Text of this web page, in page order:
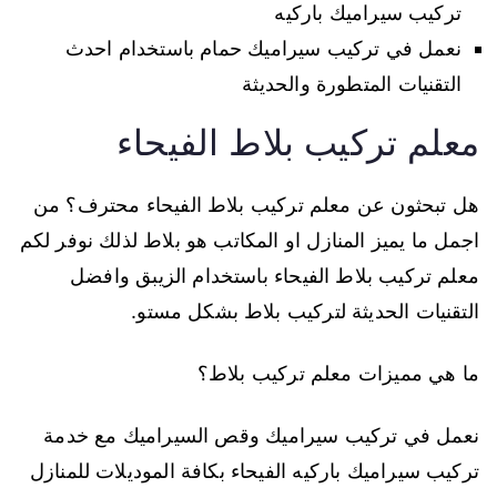
تركيب سيراميك باركيه
نعمل في تركيب سيراميك حمام باستخدام احدث
التقنيات المتطورة والحديثة
معلم تركيب بلاط الفيحاء
هل تبحثون عن معلم تركيب بلاط الفيحاء محترف؟ من
اجمل ما يميز المنازل او المكاتب هو بلاط لذلك نوفر لكم
معلم تركيب بلاط الفيحاء باستخدام الزيبق وافضل
التقنيات الحديثة لتركيب بلاط بشكل مستو.
ما هي مميزات معلم تركيب بلاط؟
نعمل في تركيب سيراميك وقص السيراميك مع خدمة
تركيب سيراميك باركيه الفيحاء بكافة الموديلات للمنازل